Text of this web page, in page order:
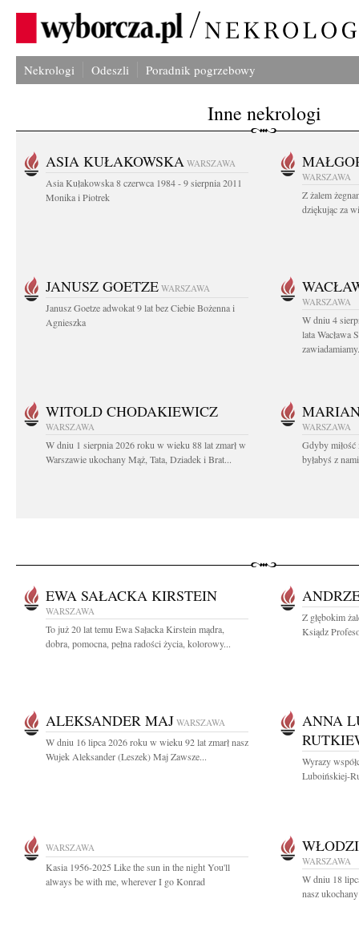
Nekrologi Odeszli Poradnik pogrzebowy
Inne nekrologi
ASIA KUŁAKOWSKA WARSZAWA
Asia Kułakowska 8 czerwca 1984 - 9 sierpnia 2011
Monika i Piotrek
WARSZAWA
Z żalem
dziękując za
JANUSZ GOETZE WARSZAWA
Janusz Goetze adwokat 9 lat bez Ciebie Bożenna i
Agnieszka
WARSZAWA
W dniu 4
lata Wacława
WITOLD CHODAKIEWICZ
WARSZAWA
W dniu 1 sierpnia 2026 roku w wieku 88 lat zmarł w
Warszawie ukochany Mąż, Tata, Dziadek i Brat...
WARSZAWA
Gdyby miłość
byłabyś z
EWA SAŁACKA KIRSTEIN
WARSZAWA
To już 20 lat temu Ewa Sałacka Kirstein mądra,
dobra, pomocna, pełna radości życia, kolorowy...
Z głębokim
Ksiądz
ALEKSANDER MAJ WARSZAWA
W dniu 16 lipca 2026 roku w wieku 92 lat zmarł nasz
Wujek Aleksander (Leszek) Maj Zawsze...
ANNA
Wyrazy
Luboińskiej-
WARSZAWA
Kasia 1956-2025 Like the sun in the night You'll
always be with me, wherever I go Konrad
WARSZAWA
W dniu 18
nasz